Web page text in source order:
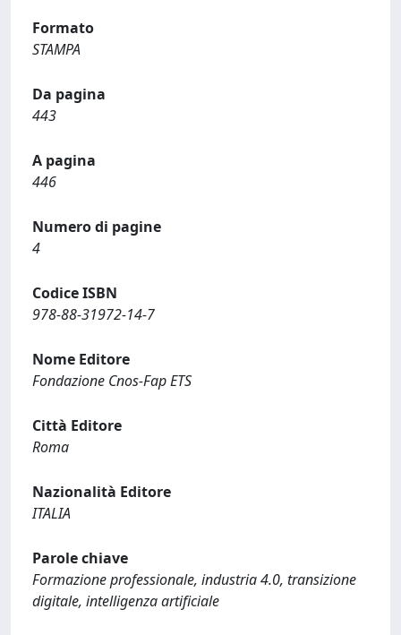
Formato
STAMPA
Da pagina
443
A pagina
446
Numero di pagine
4
Codice ISBN
978-88-31972-14-7
Nome Editore
Fondazione Cnos-Fap ETS
Città Editore
Roma
Nazionalità Editore
ITALIA
Parole chiave
Formazione professionale, industria 4.0, transizione
digitale, intelligenza artificiale